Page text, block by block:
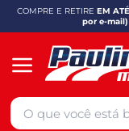
COMPRE E RETIRE EM
por e-mail)